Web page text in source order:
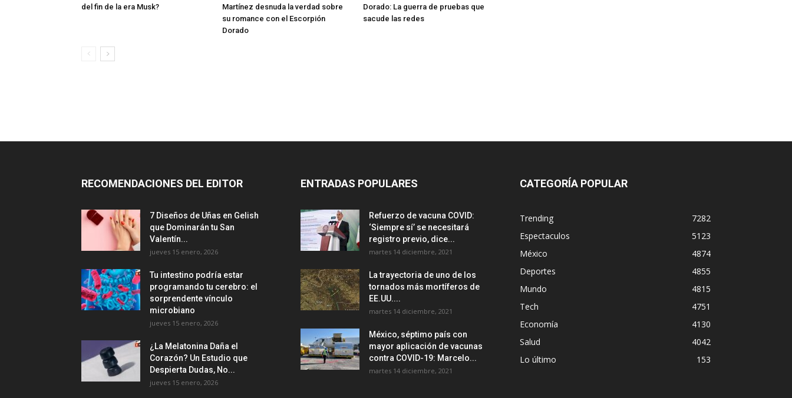
del fin de la era Musk?
Martínez desnuda la verdad sobre
su romance con el Escorpión
Dorado
Dorado: La guerra de pruebas que
sacude las redes
RECOMENDACIONES DEL EDITOR
7 Diseños de Uñas en Gelish
que Dominarán tu San
Valentín...
jueves 15 enero, 2026
Tu intestino podría estar
programando tu cerebro: el
sorprendente vínculo
microbiano
jueves 15 enero, 2026
¿La Melatonina Daña el
Corazón? Un Estudio que
Despierta Dudas, No...
jueves 15 enero, 2026
ENTRADAS POPULARES
Refuerzo de vacuna COVID:
‘Siempre sí’ se necesitará
registro previo, dice...
martes 14 diciembre, 2021
La trayectoria de uno de los
tornados más mortíferos de
EE.UU....
martes 14 diciembre, 2021
México, séptimo país con
mayor aplicación de vacunas
contra COVID-19: Marcelo...
martes 14 diciembre, 2021
CATEGORÍA POPULAR
Trending
7282
Espectaculos
5123
México
4874
Deportes
4855
Mundo
4815
Tech
4751
Economía
4130
Salud
4042
Lo último
153